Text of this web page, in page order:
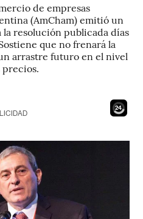
de empresas
(AmCham) emitió un
resolución publicada días
que no frenará la
arrastre futuro en el nivel
precios.
22